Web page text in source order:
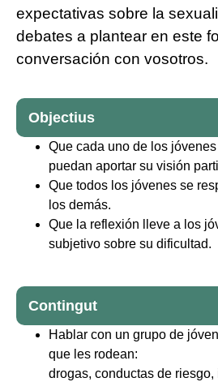
expectativas sobre la
debates a plantear en este
conversación con vosotros.
Objectius
Que cada uno de los
puedan aportar su visión
Que todos los jóvenes se
los demás.
Que la reflexión lleve a los
subjetivo sobre su dificultad.
Contingut
Hablar con un grupo de
que les rodean:
drogas, conductas de